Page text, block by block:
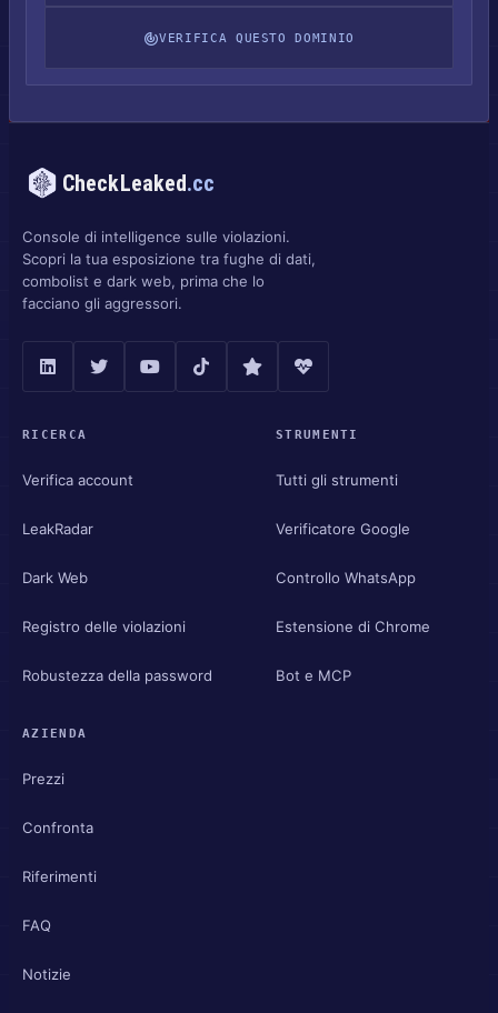
VERIFICA QUESTO DOMINIO
CheckLeaked.cc
Console di intelligence sulle violazioni.
Scopri la tua esposizione tra fughe di dati,
combolist e dark web, prima che lo
facciano gli aggressori.
RICERCA
Verifica account
LeakRadar
Dark Web
Registro delle violazioni
Robustezza della password
STRUMENTI
Tutti gli strumenti
Verificatore Google
Controllo WhatsApp
Estensione di Chrome
Bot e MCP
AZIENDA
Prezzi
Confronta
Riferimenti
FAQ
Notizie